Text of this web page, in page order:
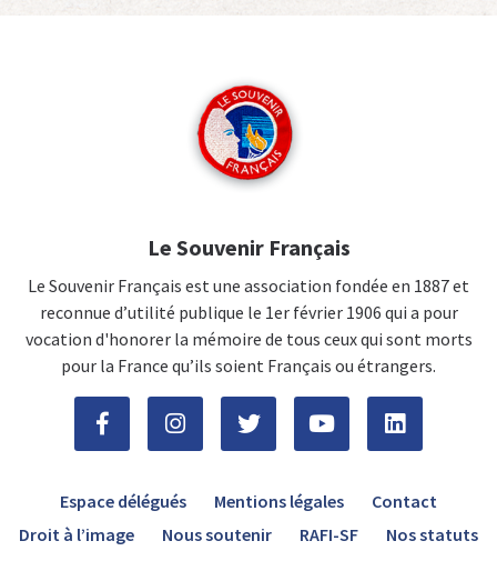
Le Souvenir Français
Le Souvenir Français est une association fondée en 1887 et
reconnue d’utilité publique le 1er février 1906 qui a pour
vocation d'honorer la mémoire de tous ceux qui sont morts
pour la France qu’ils soient Français ou étrangers.
Espace délégués Mentions légales
Contact
Droit à l’image
Nous soutenir RAFI-SF Nos statuts